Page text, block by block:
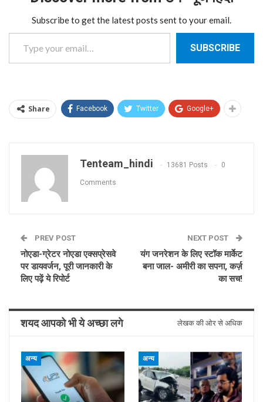
Subscribe to get the latest posts sent to your email.
Type your email…
SUBSCRIBE
Share Facebook Twitter Google+
Tenteam_hindi 13681 Posts 0
Comments
PREV POST
नोएडा-ग्रेटर नोएडा एक्सप्रेसवे
पर डायवर्जन, पूरी जानकारी के
लिए पढ़ें ये रिपोर्ट
NEXT POST
यंग जनरेशन के लिए स्टॉक मार्केट
बना जाल- अमीरी का सपना, कर्ज़
का सच!
शयद आपको भी ये अच्छा लगे लेखक की ओर से अधिक
अन्य अन्य